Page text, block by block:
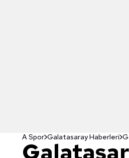
A Spor Galatasaray Haberleri